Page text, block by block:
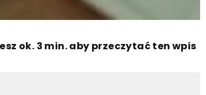
ok. 3 min. aby przeczytać ten wpis